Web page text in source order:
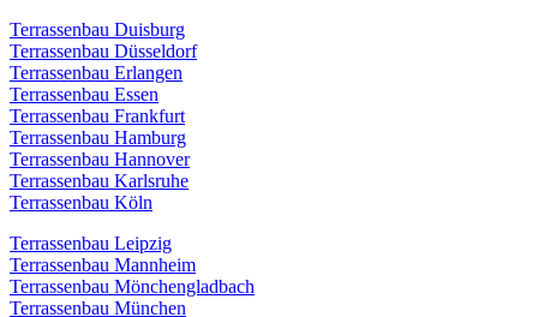
Terrassenbau Duisburg
Terrassenbau Düsseldorf
Terrassenbau Erlangen
Terrassenbau Essen
Terrassenbau Frankfurt
Terrassenbau Hamburg
Terrassenbau Hannover
Terrassenbau Karlsruhe
Terrassenbau Köln
Terrassenbau Leipzig
Terrassenbau Mannheim
Terrassenbau Mönchengladbach
Terrassenbau München